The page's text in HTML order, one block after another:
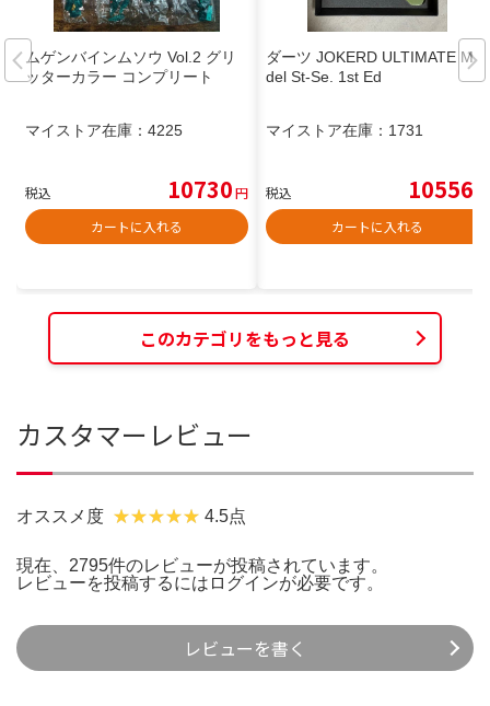
ムゲンバインムソウ Vol.2 グリ
ッターカラー コンプリート
マイストア在庫： 4225
税込 10730円
カートに入れる
ダーツ JOKERD ULTIMATE Mo
del St-Se. 1st Ed
マイストア在庫： 1731
税込 10556
カートに入れる
このカテゴリをもっと見る
カスタマーレビュー
オススメ度 4.5点
現在、2795件のレビューが投稿されています。
レビューを投稿するには ログインが必要です。
レビューを書く